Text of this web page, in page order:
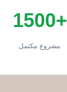
+1500
مشروع مكتمل